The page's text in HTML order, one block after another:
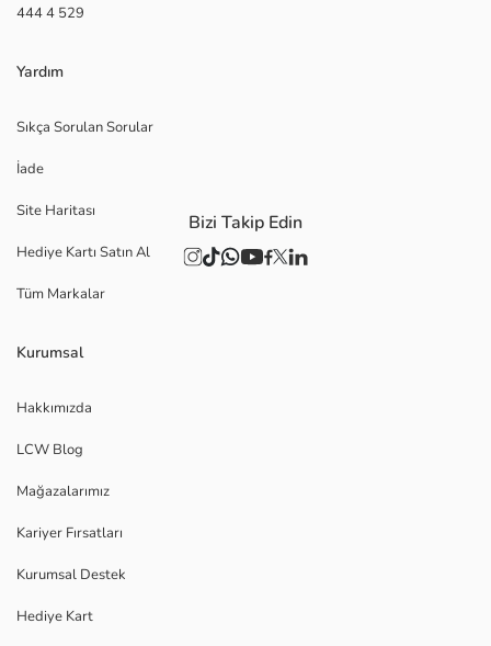
444 4 529
Yardım
Sıkça Sorulan Sorular
İade
Site Haritası
Hediye Kartı Satın Al
Tüm Markalar
Kurumsal
Hakkımızda
LCW Blog
Mağazalarımız
Kariyer Fırsatları
Kurumsal Destek
Hediye Kart
Bizi Takip Edin